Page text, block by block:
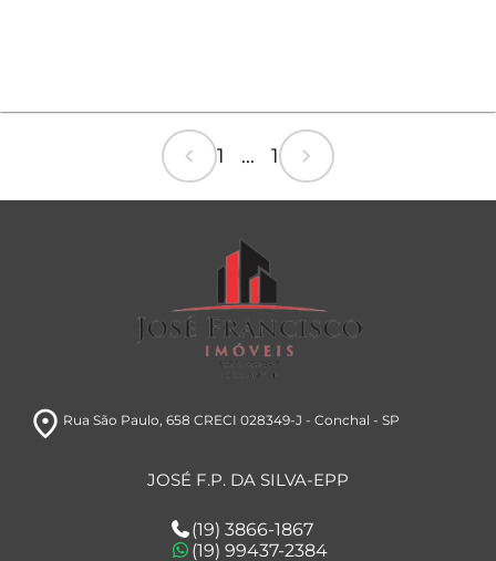
chevron_left 1 ... 1 chevron_right
room Rua São Paulo, 658 CRECI 028349-J - Conchal - SP
JOSÉ F.P. DA SILVA-EPP
(19) 3866-1867
(19) 99437-2384